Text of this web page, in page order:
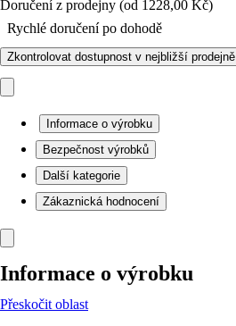
Doručení z prodejny (od 1228,00 Kč)
Rychlé doručení po dohodě
Zkontrolovat dostupnost v nejbližší prodejně
Informace o výrobku
Bezpečnost výrobků
Další kategorie
Zákaznická hodnocení
Informace o výrobku
Přeskočit oblast